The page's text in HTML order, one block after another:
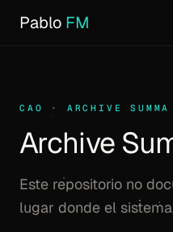
Pablo FM
CAO · ARCHIVE SUMMA
Archive
Este repositorio no
lugar donde el